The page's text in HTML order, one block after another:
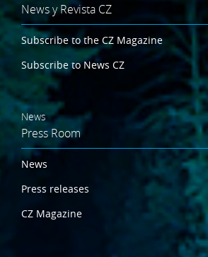
News y Revista CZ
Subscribe to the CZ Magazine
Subscribe to News CZ
News
Press Room
News
Press releases
CZ Magazine